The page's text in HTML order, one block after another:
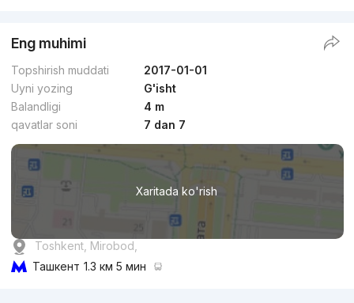
Eng muhimi
Topshirish muddati
2017-01-01
Uyni yozing
G'isht
Balandligi
4 m
qavatlar soni
7 dan 7
Xaritada ko'rish
Toshkent, Mirobod,
Ташкент 1.3 км 5 мин